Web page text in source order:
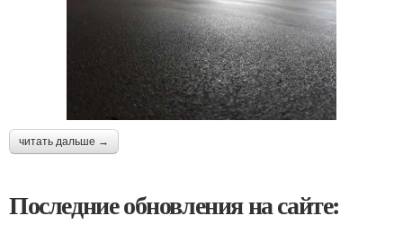
читать дальше →
Последние обновления на сайте: